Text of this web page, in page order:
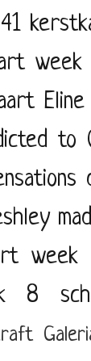
week
to
week
8